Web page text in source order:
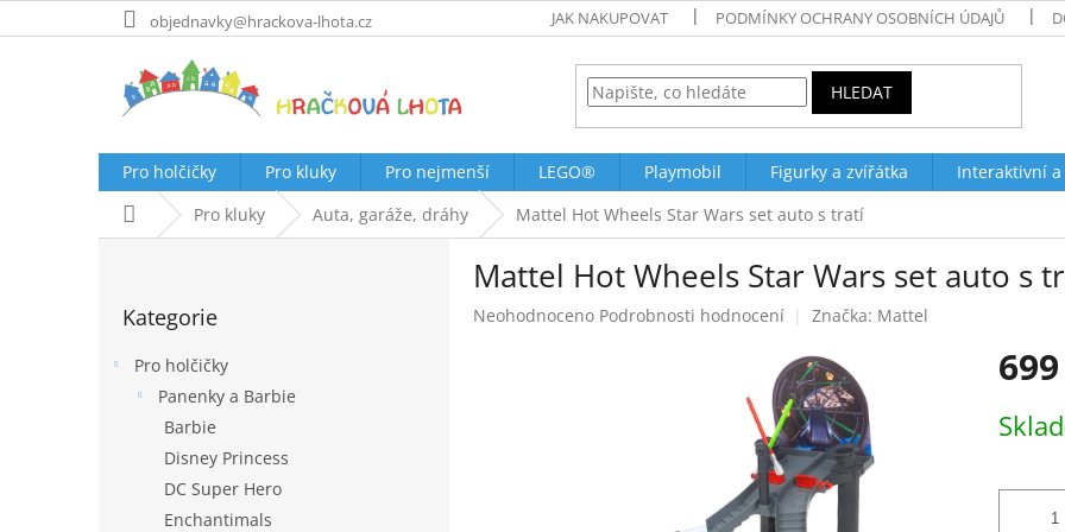
na
objednavky@hrackova-lhota.cz JAK NAKUPOVAT PODMÍNKY OCHRANY OSOBNÍCH ÚDAJŮ
HLEDAT
Pro holčičky Pro kluky Pro nejmenší LEGO® Playmobil Figurky a zvířátka Interaktivní a
Domů Pro kluky Auta, garáže, dráhy Mattel Hot Wheels Star Wars set auto s tratí
kategorie
Kategorie
Pro holčičky
Panenky a Barbie
Barbie
Disney Princess
DC Super Hero
Enchantimals
Mattel Hot Wheels Star Wars set auto s
Průměrné
Neohodnoceno Podrobnosti hodnocení Značka: Mattel
cena: